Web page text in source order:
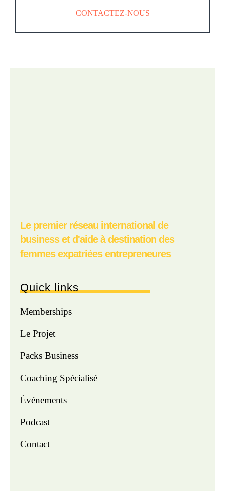
CONTACTEZ-NOUS
Le premier réseau international de
business et d'aide à destination des
femmes expatriées entrepreneures
Quick links
Memberships
Le Projet
Packs Business
Coaching Spécialisé
Événements
Podcast
Contact